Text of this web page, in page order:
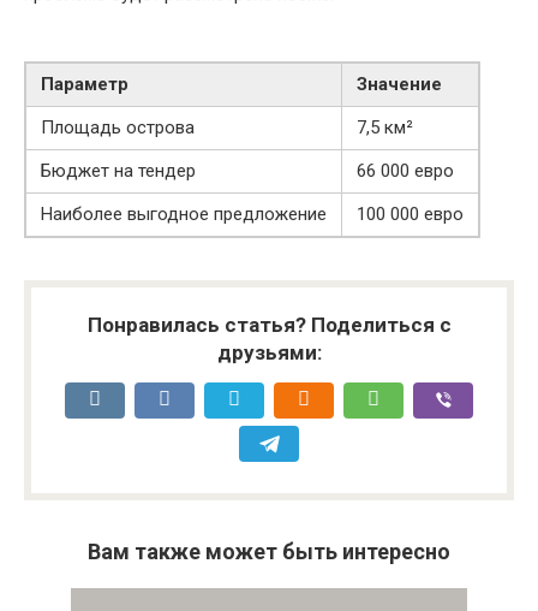
Параметр
Значение
Площадь острова
7,5 км²
Бюджет на тендер
66 000 евро
Наиболее выгодное предложение
100 000 евро
Понравилась статья? Поделиться с
друзьями:
Вам также может быть интересно